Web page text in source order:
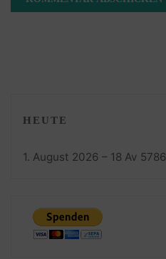
HEUTE
1. August 2026 – 18 Av 5786